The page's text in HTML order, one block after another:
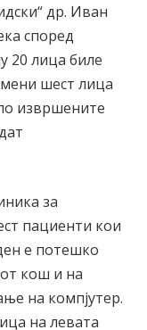
др. Иван
според
20 лица биле
шест лица
извршените
за
пациенти кои
е потешко
кош и на
на компјутер.
на левата